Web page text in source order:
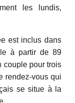
les lundis,
est inclus dans
à partir de 89
couple pour trois
rendez-vous qui
se situe à la